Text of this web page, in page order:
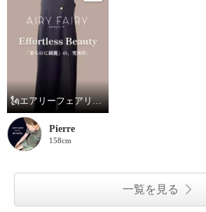
🗽エアリーフェアリー コンビネゾン
Pierre
158cm
一覧を見る